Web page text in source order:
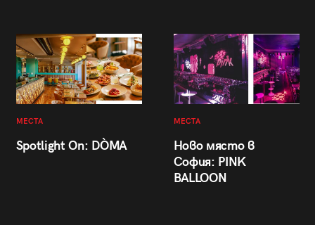
МЕСТА
Spotlight On: DÒMA
МЕСТА
Ново място в
София: PINK
BALLOON